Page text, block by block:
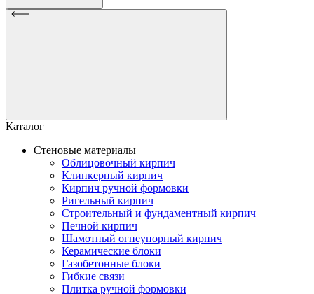
Каталог
Стеновые материалы
Облицовочный кирпич
Клинкерный кирпич
Кирпич ручной формовки
Ригельный кирпич
Строительный и фундаментный кирпич
Печной кирпич
Шамотный огнеупорный кирпич
Керамические блоки
Газобетонные блоки
Гибкие связи
Плитка ручной формовки